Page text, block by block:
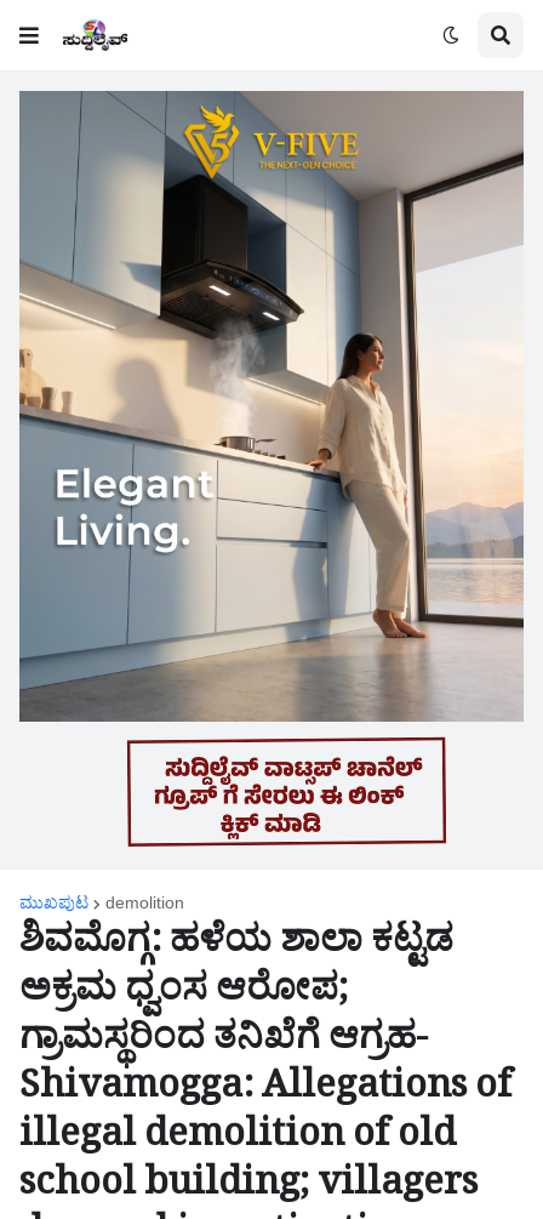
ಮುಖಪುಟ demolition
​ಶಿವಮೊಗ್ಗ: ಹಳೆಯ ಶಾಲಾ ಕಟ್ಟಡ
ಅಕ್ರಮ ಧ್ವಂಸ ಆರೋಪ;
ಗ್ರಾಮಸ್ಥರಿಂದ ತನಿಖೆಗೆ ಆಗ್ರಹ-
Shivamogga: Allegations of
illegal demolition of old
school building; villagers